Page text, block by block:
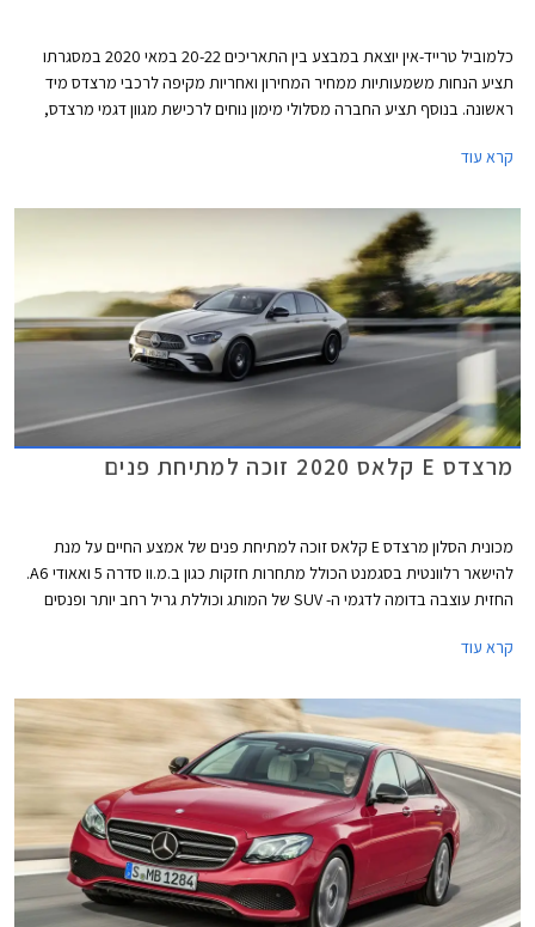
כלמוביל טרייד-אין יוצאת במבצע בין התאריכים 20-22 במאי 2020 במסגרתו
תציע הנחות משמעותיות ממחיר המחירון ואחריות מקיפה לרכבי מרצדס מיד
ראשונה. בנוסף תציע החברה מסלולי מימון נוחים לרכישת מגוון דגמי מרצדס,
קרא עוד
מרצדס E קלאס 2020 זוכה למתיחת פנים
מכונית הסלון מרצדס E קלאס זוכה למתיחת פנים של אמצע החיים על מנת
להישאר רלוונטית בסגמנט הכולל מתחרות חזקות כגון ב.מ.וו סדרה 5 ואאודי A6.
החזית עוצבה בדומה לדגמי ה- SUV של המותג וכוללת גריל רחב יותר ופנסים
כמו כן, הפגושים עוצבו מחדש וחישוקים בעיצובים שונים משלימים את העיצוב
קרא עוד